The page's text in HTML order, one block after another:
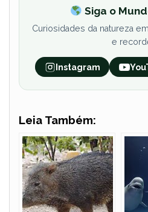
Siga o
Curiosidades da natureza
e
Instagram
Leia Também: